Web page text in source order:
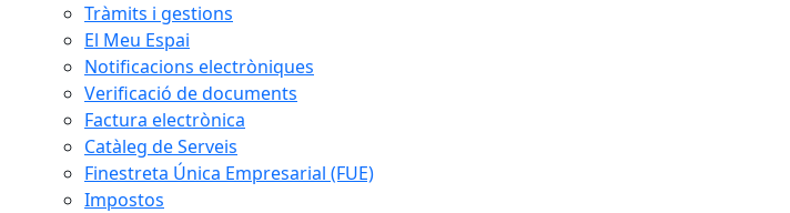
Tràmits i gestions
El Meu Espai
Notificacions electròniques
Verificació de documents
Factura electrònica
Catàleg de Serveis
Finestreta Única Empresarial (FUE)
Impostos